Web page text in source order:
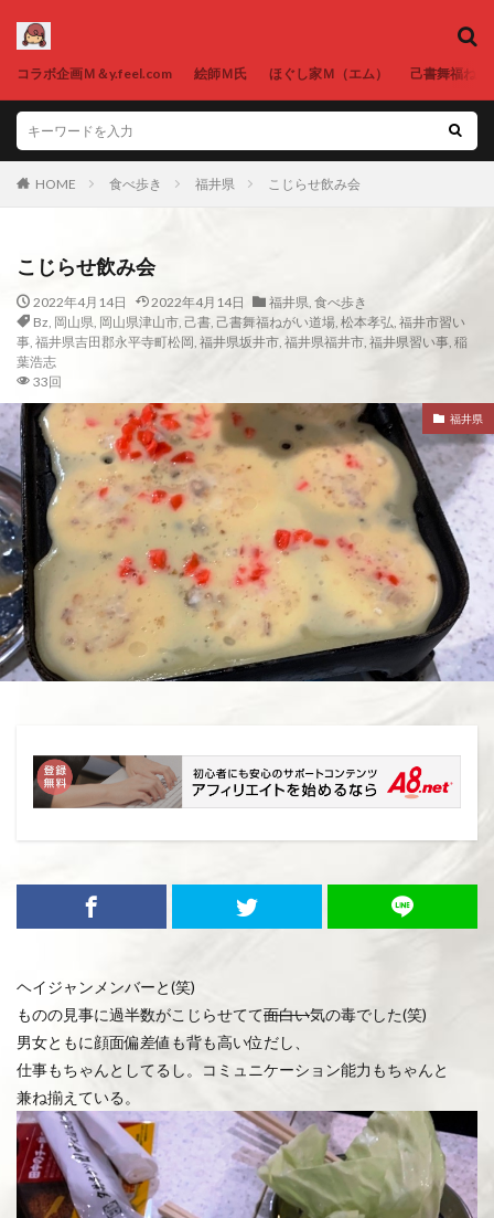
コラボ企画Ｍ＆y.feel.com 絵師Ｍ氏 ほぐし家Ｍ（エム） 己書舞福ねが
HOME 食べ歩き 福井県 こじらせ飲み会
こじらせ飲み会
2022年4月14日 2022年4月14日 福井県, 食べ歩き
Bz, 岡山県, 岡山県津山市, 己書, 己書舞福ねがい道場, 松本孝弘, 福井市習い
事, 福井県吉田郡永平寺町松岡, 福井県坂井市, 福井県福井市, 福井県習い事, 稲
葉浩志
33回
福井県
ヘイジャンメンバーと(笑)
ものの見事に過半数がこじらせてて面白い気の毒でした(笑)
男女ともに顔面偏差値も背も高い位だし、
仕事もちゃんとしてるし。コミュニケーション能力もちゃんと
兼ね揃えている。